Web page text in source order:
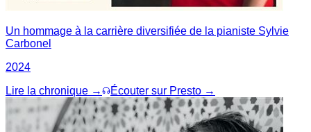
Un hommage à la carrière diversifiée de la pianiste Sylvie
Carbonel
2024
Lire la chronique →
Écouter sur Presto →